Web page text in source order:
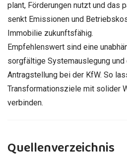
plant, Förderungen nutzt und das
senkt Emissionen und
Immobilie zukunftsfähig.
Empfehlenswert sind eine
sorgfältige Systemauslegung
Antragstellung bei der KfW. So
Transformationsziele mit solider
verbinden.
Quellenverzeichnis